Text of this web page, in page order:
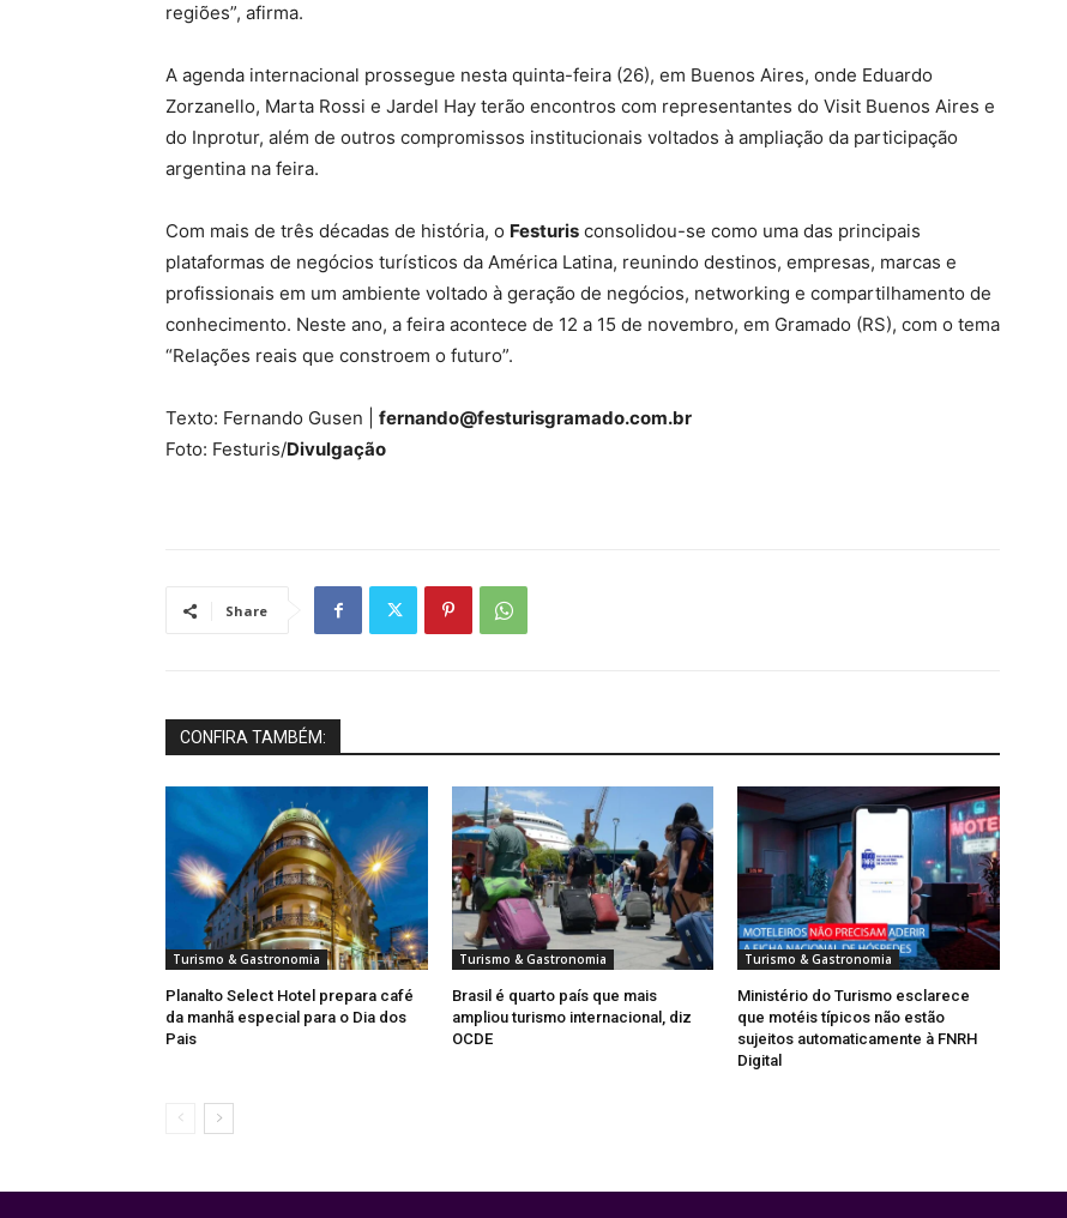
regiões”, afirma.
A agenda internacional prossegue nesta quinta-feira (26), em Buenos Aires, onde Eduardo
Zorzanello, Marta Rossi e Jardel Hay terão encontros com representantes do Visit Buenos Aires e
do Inprotur, além de outros compromissos institucionais voltados à ampliação da participação
argentina na feira.
Com mais de três décadas de história, o Festuris consolidou-se como uma das principais
plataformas de negócios turísticos da América Latina, reunindo destinos, empresas, marcas e
profissionais em um ambiente voltado à geração de negócios, networking e compartilhamento de
conhecimento. Neste ano, a feira acontece de 12 a 15 de novembro, em Gramado (RS), com o tema
“Relações reais que constroem o futuro”.
Texto: Fernando Gusen | fernando@festurisgramado.com.br
Foto: Festuris/Divulgação
Share
CONFIRA TAMBÉM:
Turismo & Gastronomia
Planalto Select Hotel prepara café
da manhã especial para o Dia dos
Pais
Turismo & Gastronomia
Brasil é quarto país que mais
ampliou turismo internacional, diz
OCDE
Turismo & Gastronomia
Ministério do Turismo esclarece
que motéis típicos não estão
sujeitos automaticamente à FNRH
Digital